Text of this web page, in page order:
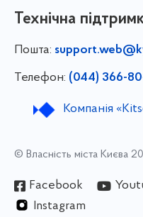
Технічна
Пошта:
Телефон: (044) 366-
Компанія
© Власність міста Києва
Facebook
Instagram